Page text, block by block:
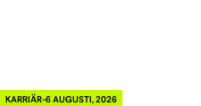
KARRIÄR 6 AUGUSTI, 2026